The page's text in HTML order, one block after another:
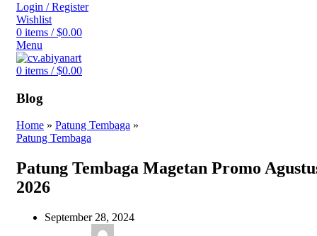
Login / Register
Wishlist
0 items / $0.00
Menu
0 items / $0.00
Blog
Home » Patung Tembaga »
Patung Tembaga
Patung Tembaga Magetan Promo
2026
September 28, 2024